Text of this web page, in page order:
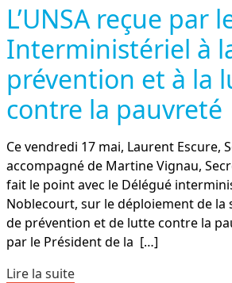
L’UNSA reçue par
Interministériel à
prévention et à la
contre la pauvreté
Ce vendredi 17 mai, Laurent Escure,
accompagné de Martine Vignau,
fait le point avec le Délégué
Noblecourt, sur le déploiement de
de prévention et de lutte contre la
par le Président de la […]
Lire la suite